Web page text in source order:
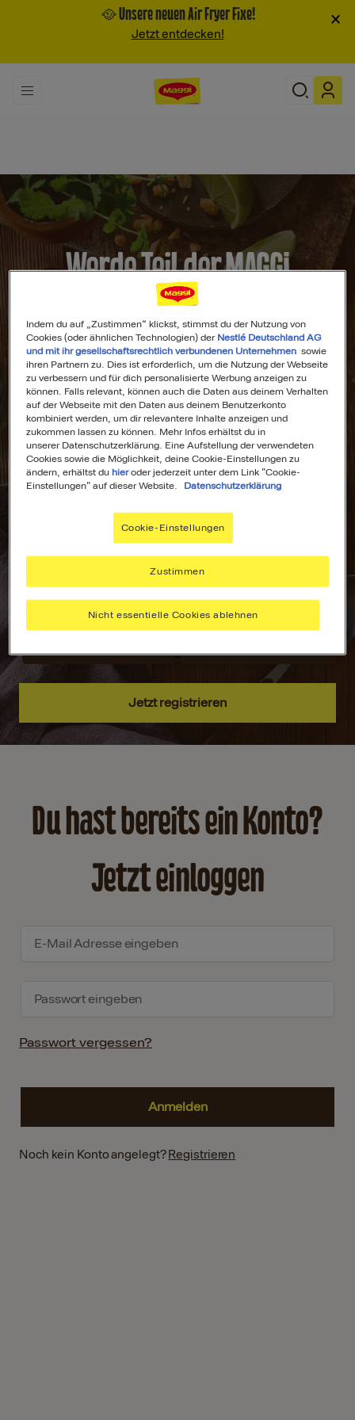
🥘 Unsere neuen Air Fryer Fixe!
Jetzt entdecken!
×
Werde Teil der MAGGI
Community
All Deine
Lieblingsrezepte
an einem Ort!
suchen –
speichere deine
aller liebsten
Rezepte, sammle
Inspiration und
hab alles immer
griffbereit.
Dein
Wochenplaner für
stressfreies
Kochen!
Plane deine
Mahlzeiten mit
dem MAGGI
passend zu
deinen Vorlieben.
Jetzt registrieren
Du hast bereits ein Konto?
Jetzt einloggen
Passwort vergessen?
Noch kein Konto angelegt? Registrieren
Indem du auf „Zustimmen“ klickst, stimmst du der Nutzung von
Cookies (oder ähnlichen Technologien) der Nestlé Deutschland AG
und mit ihr gesellschaftsrechtlich verbundenen Unternehmen sowie
ihren Partnern zu. Dies ist erforderlich, um die Nutzung der Webseite
zu verbessern und für dich personalisierte Werbung anzeigen zu
können. Falls relevant, können auch die Daten aus deinem Verhalten
auf der Webseite mit den Daten aus deinem Benutzerkonto
kombiniert werden, um dir relevantere Inhalte anzeigen und
zukommen lassen zu können. Mehr Infos erhältst du in
unserer Datenschutzerklärung. Eine Aufstellung der verwendeten
Cookies sowie die Möglichkeit, deine Cookie-Einstellungen zu
ändern, erhältst du hieroder jederzeit unter dem Link "Cookie-
Einstellungen" auf dieser Website.
Datenschutzerklärung
Cookie-Einstellungen
Nicht essentielle Cookies ablehnen
Zustimmen